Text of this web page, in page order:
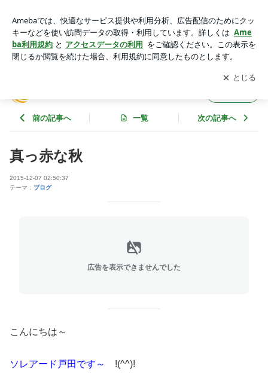
アプリをダウンロードして ブログの更新通知
を受け取りまし
ょう。
開く
前の記事へ 一覧 次の記事へ
真っ赤な秋
2015-12-07 02:50:37
テーマ： ブログ
広告を表示できませんでした
こんにちは～
ソレアード戸田です～ !(^^)!